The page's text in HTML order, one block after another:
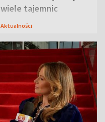
wiele tajemnic
Aktualności